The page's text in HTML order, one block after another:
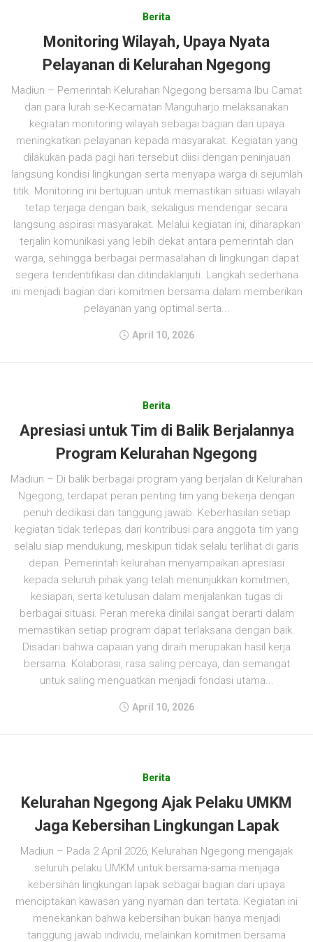
Berita
Monitoring Wilayah, Upaya Nyata
Pelayanan di Kelurahan Ngegong
Madiun – Pemerintah Kelurahan Ngegong bersama Ibu Camat
dan para lurah se-Kecamatan Manguharjo melaksanakan
kegiatan monitoring wilayah sebagai bagian dari upaya
meningkatkan pelayanan kepada masyarakat. Kegiatan yang
dilakukan pada pagi hari tersebut diisi dengan peninjauan
langsung kondisi lingkungan serta menyapa warga di sejumlah
titik. Monitoring ini bertujuan untuk memastikan situasi wilayah
tetap terjaga dengan baik, sekaligus mendengar secara
langsung aspirasi masyarakat. Melalui kegiatan ini, diharapkan
terjalin komunikasi yang lebih dekat antara pemerintah dan
warga, sehingga berbagai permasalahan di lingkungan dapat
segera teridentifikasi dan ditindaklanjuti. Langkah sederhana
ini menjadi bagian dari komitmen bersama dalam memberikan
pelayanan yang optimal serta...
April 10, 2026
Berita
Apresiasi untuk Tim di Balik Berjalannya
Program Kelurahan Ngegong
Madiun – Di balik berbagai program yang berjalan di Kelurahan
Ngegong, terdapat peran penting tim yang bekerja dengan
penuh dedikasi dan tanggung jawab. Keberhasilan setiap
kegiatan tidak terlepas dari kontribusi para anggota tim yang
selalu siap mendukung, meskipun tidak selalu terlihat di garis
depan. Pemerintah kelurahan menyampaikan apresiasi
kepada seluruh pihak yang telah menunjukkan komitmen,
kesiapan, serta ketulusan dalam menjalankan tugas di
berbagai situasi. Peran mereka dinilai sangat berarti dalam
memastikan setiap program dapat terlaksana dengan baik.
Disadari bahwa capaian yang diraih merupakan hasil kerja
bersama. Kolaborasi, rasa saling percaya, dan semangat
untuk saling menguatkan menjadi fondasi utama...
April 10, 2026
Berita
Kelurahan Ngegong Ajak Pelaku UMKM
Jaga Kebersihan Lingkungan Lapak
Madiun – Pada 2 April 2026, Kelurahan Ngegong mengajak
seluruh pelaku UMKM untuk bersama-sama menjaga
kebersihan lingkungan lapak sebagai bagian dari upaya
menciptakan kawasan yang nyaman dan tertata. Kegiatan ini
menekankan bahwa kebersihan bukan hanya menjadi
tanggung jawab individu, melainkan komitmen bersama